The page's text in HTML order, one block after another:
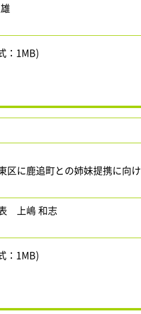
：1MB)
区に鹿追町との姉妹提携に向け
上嶋 和志
：1MB)